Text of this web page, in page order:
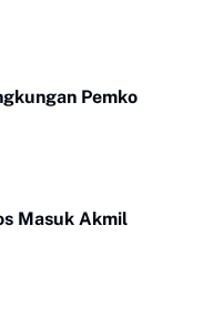
Pemko
Masuk Akmil